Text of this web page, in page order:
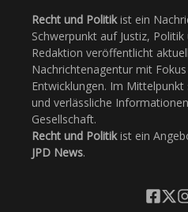
Recht und Politikist ein
Schwerpunkt auf Justiz,
Redaktion veröffentlicht
Nachrichtenagentur mit
Entwicklungen. Im
und verlässliche
Gesellschaft.
Recht und Politikist ein
JPD News.